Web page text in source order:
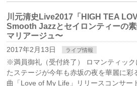
川元清史Live2017「HIGH TEA
Smooth Jazzとセイロンティーの
マリアージュ〜
2017年2月13日 ライブ情報
※満員御礼（受付終了） ロマンティック
たステージが今年も赤坂の夜を華麗に彩
曲「Love of My Life」リリースコンサー